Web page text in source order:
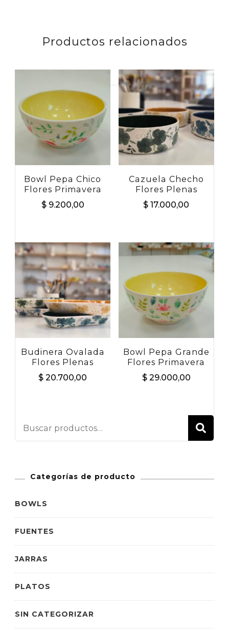
Productos relacionados
Bowl Pepa Chico
Flores Primavera
$9.200,00
Cazuela Checho
Flores Plenas
$ 17.000,00
Budinera Ovalada
Flores Plenas
$ 20.700,00
Bowl Pepa Grande
Flores Primavera
$29.000,00
Buscar
por:
Categorías de producto
BOWLS
FUENTES
JARRAS
PLATOS
SIN CATEGORIZAR